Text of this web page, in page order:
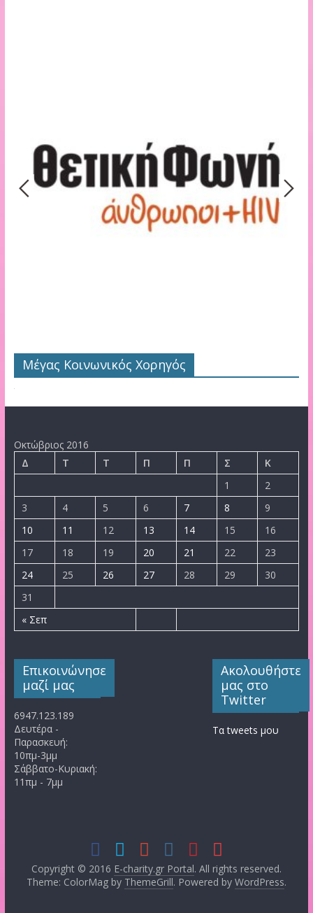
Μέγας Κοινωνικός Χορηγός
Οκτώβριος 2016
Δ
Τ Τ Π Π Σ Κ
« Σεπ
1
2
3
4 5 6 7 8
9
10
11 12 13 14 15
16
17
18 19 20 21 22
23
24
25 26 27 28 29
30
31
Επικοινώνησε
μαζί μας
6947.123.189
Δευτέρα -
Παρασκευή:
10πμ-3μμ
Σάββατο-Κυριακή:
11πμ - 7μμ
Ακολουθήστε
μας στο
Twitter
Τα tweets μου
Copyright © 2016 E-charity.gr Portal. All rights reserved.
Theme: ColorMag by ThemeGrill. Powered by WordPress.